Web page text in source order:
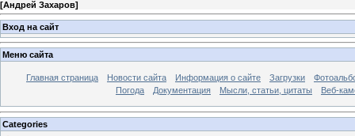
[Андрей Захаров]
Вход на сайт
Меню сайта
Главная страница Новости сайта Информация о сайте Загрузки
Погода
Документация Мысли, статьи, цитаты Веб-
Categories